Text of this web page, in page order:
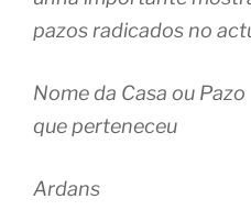
pazos radicados no
Nome da Casa ou
que perteneceu
Ardans